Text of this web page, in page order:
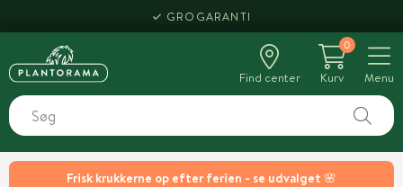
Frisk krukkerne op efter ferien - se udvalget 🌸
HENT SAMME DAG
Find center
0
Kurv
Menu